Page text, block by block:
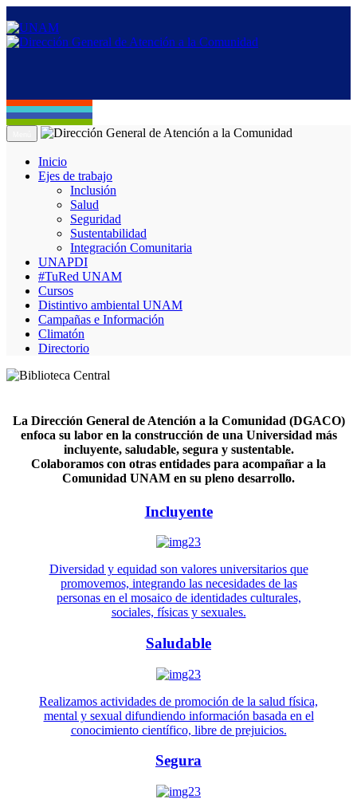
Inicio
Ejes de trabajo
Inclusión
Salud
Seguridad
Sustentabilidad
Integración Comunitaria
UNAPDI
#TuRed UNAM
Cursos
Distintivo ambiental UNAM
Campañas e Información
Climatón
Directorio
La Dirección General de Atención a la Comunidad (DGACO)
enfoca su labor en la construcción de una Universidad más
incluyente, saludable, segura y sustentable.
Colaboramos con otras entidades para acompañar a la
Comunidad UNAM en su pleno desarrollo.
Incluyente
Diversidad y equidad son valores universitarios que
promovemos, integrando las necesidades de las
personas en el mosaico de identidades culturales,
sociales, físicas y sexuales.
Saludable
Realizamos actividades de promoción de la salud física,
mental y sexual difundiendo información basada en el
conocimiento científico, libre de prejuicios.
Segura